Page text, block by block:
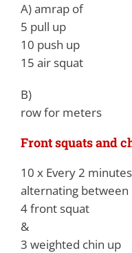
A) amrap of
5 pull up
10 push up
15 air squat
B)
row for meters
Front squats and
10 x Every 2
alternating between
4 front squat
&
3 weighted chin up